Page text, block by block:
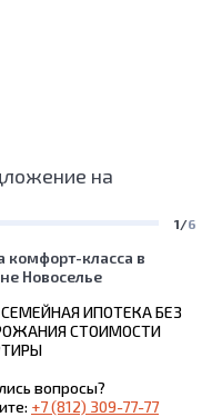
на
1/6
комфорт-класса в
Новоселье
СЕМЕЙНАЯ ИПОТЕКА БЕЗ
СТОИМОСТИ
вопросы?
+7 (812) 309-77-77